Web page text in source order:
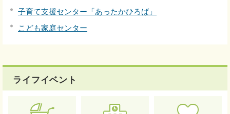
子育て支援センター「あったかひろば」
こども家庭センター
ライフイベント